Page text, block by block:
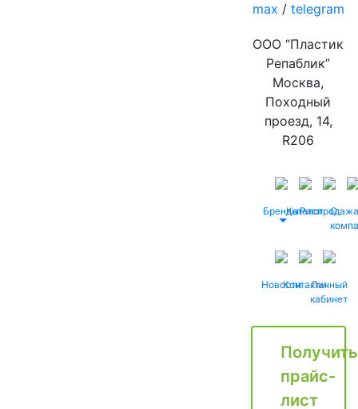
max / telegram
ООО “Пластик
Репаблик”
Москва,
Походный
проезд, 14,
R206
БрендыКаталог
Распродажа
О
НовостиКонтактыЛичный
кабинет
Получить
прайс-
лист